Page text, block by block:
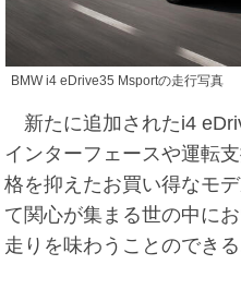
BMW i4 eDrive35 Msportの走行写真
新たに追加されたi4
インターフェースや運転
格を抑えたお買い得なモ
て関心が集まる世の中に
走りを味わうことのでき